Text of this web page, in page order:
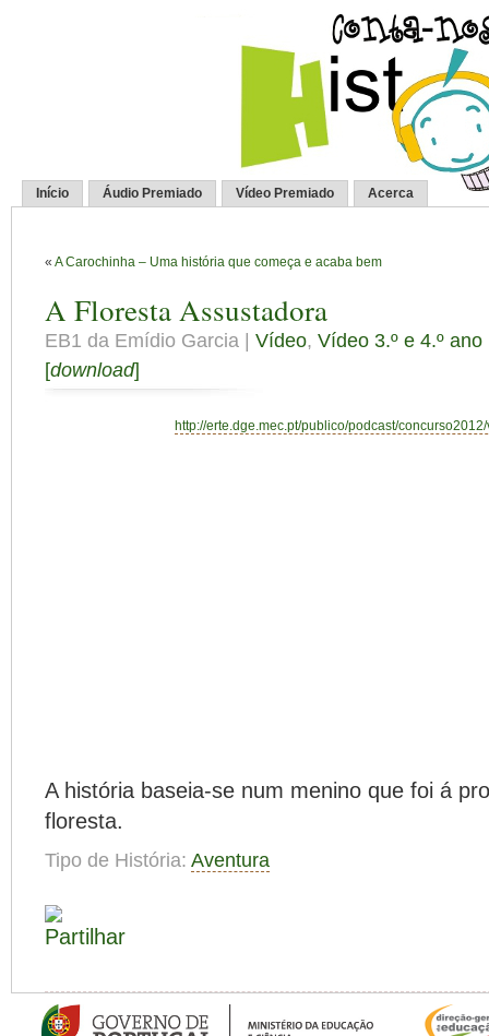
Início Áudio Premiado Vídeo Premiado Acerca
« A Carochinha – Uma história que começa e acaba bem
A Floresta Assustadora
EB1 da Emídio Garcia | Vídeo, Vídeo 3.º e 4.º ano
[download]
http://erte.dge.mec.pt/publico/podcast/
A história baseia-se num menino que foi á
floresta.
Tipo de História: Aventura